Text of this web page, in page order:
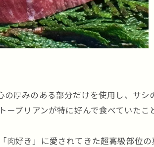
厚みのある部分だけを使用し、サ
ブリアンが特に好んで食べていたこ
好き」に愛されてきた超高級部位